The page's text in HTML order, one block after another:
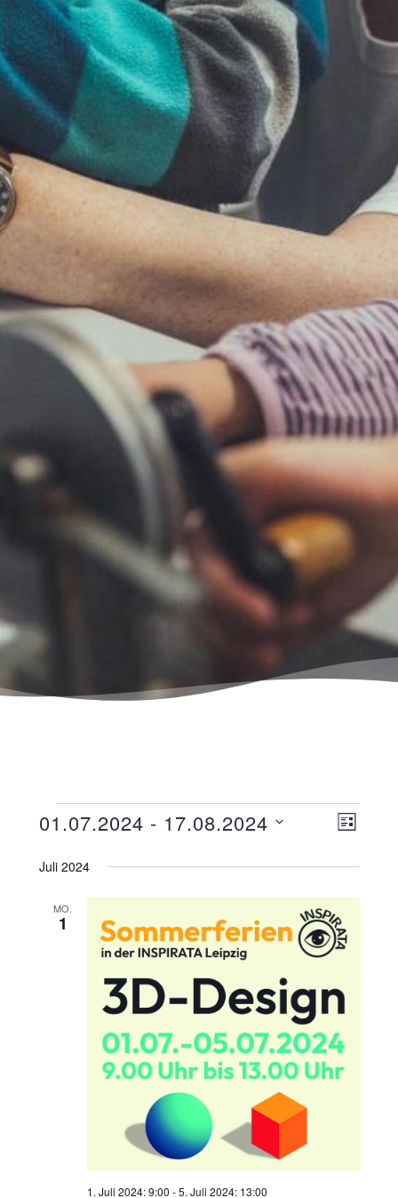
LISTE
01.07.2024 - 17.08.2024
Juli 2024
MO.
1
1. Juli 2024: 9:00 -5. Juli 2024: 13:00